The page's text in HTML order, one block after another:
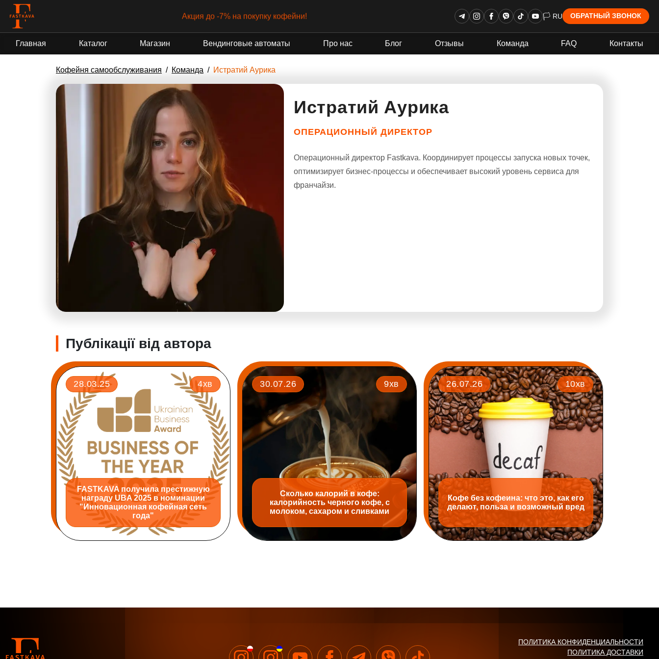
Акция до -7% на покупку кофейни! 🏳 RU ОБРАТНЫЙ ЗВОНОК
Главная Каталог Магазин Вендинговые автоматы Про нас Блог Отзывы Команда FAQ Контакты
Кофейня самообслуживания Команда Истратий Аурика
Истратий Аурика
ОПЕРАЦИОННЫЙ ДИРЕКТОР
Операционный директор Fastkava. Координирует процессы запуска новых точек,
оптимизирует бизнес-процессы и обеспечивает высокий уровень сервиса для
франчайзи.
Публікації від автора
28.03.25 4хв
FASTKAVA получила престижную
награду UBA 2025 в номинации
"Инновационная кофейная сеть
года"
30.07.26 9хв
Сколько калорий в кофе:
калорийность черного кофе, с
молоком, сахаром и сливками
26.07.26 10хв
Кофе без кофеина: что это, как его
делают, польза и возможный вред
ПОЛИТИКА КОНФИДЕНЦИАЛЬНОСТИ
ПОЛИТИКА ДОСТАВКИ